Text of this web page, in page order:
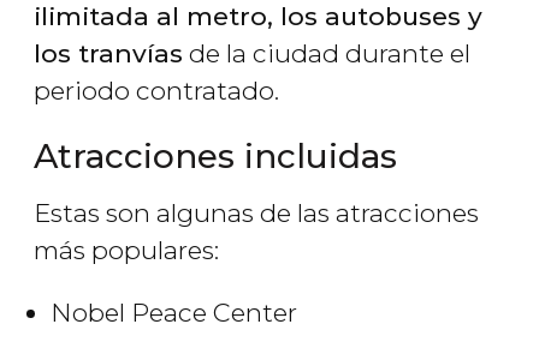
ilimitada al metro, los autobuses y
los tranvías de la ciudad durante el
periodo contratado.
Atracciones incluidas
Estas son algunas de las atracciones
más populares:
Nobel Peace Center